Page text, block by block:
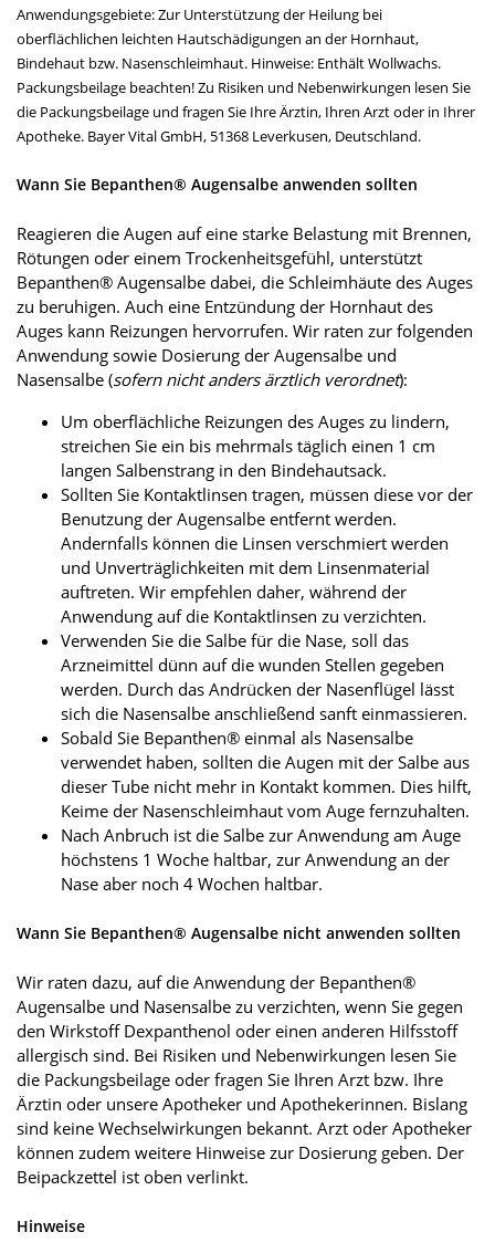
Anwendungsgebiete: Zur Unterstützung der Heilung bei
oberflächlichen leichten Hautschädigungen an der Hornhaut,
Bindehaut bzw. Nasenschleimhaut. Hinweise: Enthält Wollwachs.
Packungsbeilage beachten! Zu Risiken und Nebenwirkungen lesen Sie
die Packungsbeilage und fragen Sie Ihre Ärztin, Ihren Arzt oder in Ihrer
Apotheke. Bayer Vital GmbH, 51368 Leverkusen, Deutschland.
Wann Sie Bepanthen® Augensalbe anwenden sollten
Reagieren die Augen auf eine starke Belastung mit Brennen,
Rötungen oder einem Trockenheitsgefühl, unterstützt
Bepanthen® Augensalbe dabei, die Schleimhäute des Auges
zu beruhigen. Auch eine Entzündung der Hornhaut des
Auges kann Reizungen hervorrufen. Wir raten zur folgenden
Anwendung sowie Dosierung der Augensalbe und
Nasensalbe (sofern nicht anders ärztlich verordnet):
Um oberflächliche Reizungen des Auges zu lindern,
streichen Sie ein bis mehrmals täglich einen 1 cm
langen Salbenstrang in den Bindehautsack.
Sollten Sie Kontaktlinsen tragen, müssen diese vor der
Benutzung der Augensalbe entfernt werden.
Andernfalls können die Linsen verschmiert werden
und Unverträglichkeiten mit dem Linsenmaterial
auftreten. Wir empfehlen daher, während der
Anwendung auf die Kontaktlinsen zu verzichten.
Verwenden Sie die Salbe für die Nase, soll das
Arzneimittel dünn auf die wunden Stellen gegeben
werden. Durch das Andrücken der Nasenflügel lässt
sich die Nasensalbe anschließend sanft einmassieren.
Sobald Sie Bepanthen® einmal als Nasensalbe
verwendet haben, sollten die Augen mit der Salbe aus
dieser Tube nicht mehr in Kontakt kommen. Dies hilft,
Keime der Nasenschleimhaut vom Auge fernzuhalten.
Nach Anbruch ist die Salbe zur Anwendung am Auge
höchstens 1 Woche haltbar, zur Anwendung an der
Nase aber noch 4 Wochen haltbar.
Wann Sie Bepanthen® Augensalbe nicht anwenden sollten
Wir raten dazu, auf die Anwendung der Bepanthen®
Augensalbe und Nasensalbe zu verzichten, wenn Sie gegen
den Wirkstoff Dexpanthenol oder einen anderen Hilfsstoff
allergisch sind. Bei Risiken und Nebenwirkungen lesen Sie
die Packungsbeilage oder fragen Sie Ihren Arzt bzw. Ihre
Ärztin oder unsere Apotheker und Apothekerinnen. Bislang
sind keine Wechselwirkungen bekannt. Arzt oder Apotheker
können zudem weitere Hinweise zur Dosierung geben. Der
Beipackzettel ist oben verlinkt.
Hinweise